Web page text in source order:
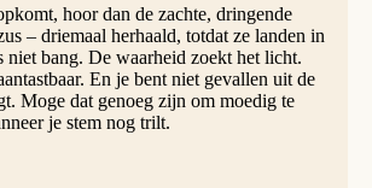
hoor dan de zachte, dringende
– driemaal herhaald, totdat ze landen in
niet bang. De waarheid zoekt het licht.
En je bent niet gevallen uit de
Moge dat genoeg zijn om moedig te
je stem nog trilt.